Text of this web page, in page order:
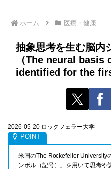
ホーム 医療・健康
抽象思考を生む脳内
（The neural
identified for the
2026-05-20 ロックフェラー大学
米国のThe Rockefeller University
ンボル（記号）」を用いて思考や